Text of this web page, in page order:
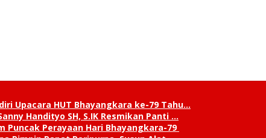
Upacara HUT Bhayangkara ke-79 Tahu…
Handityo SH, S.IK Resmikan Panti …
Puncak Perayaan Hari Bhayangkara-79